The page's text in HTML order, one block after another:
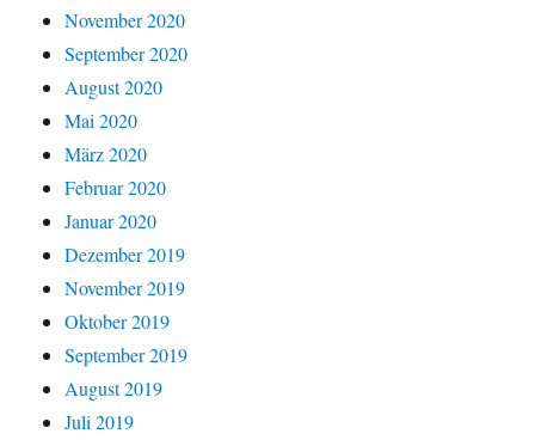
November 2020
September 2020
August 2020
Mai 2020
März 2020
Februar 2020
Januar 2020
Dezember 2019
November 2019
Oktober 2019
September 2019
August 2019
Juli 2019